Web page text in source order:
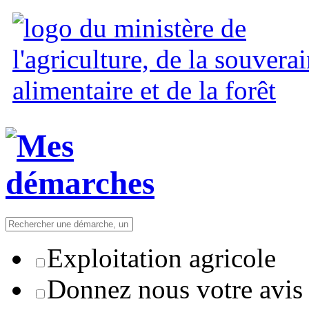
Exploitation agricole
Donnez nous votre avis